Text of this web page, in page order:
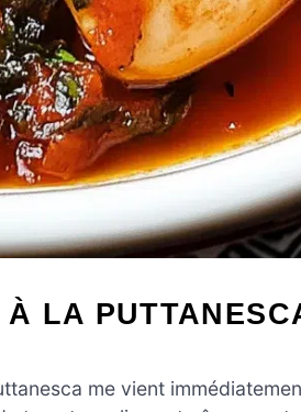
LA
me vient